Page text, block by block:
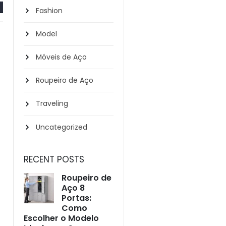
Fashion
Model
Móveis de Aço
Roupeiro de Aço
Traveling
Uncategorized
RECENT POSTS
Roupeiro de
Aço 8
Portas:
Como
Escolher o Modelo